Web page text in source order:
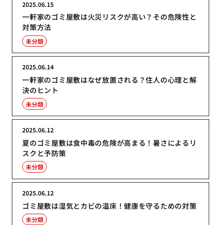
一軒家のゴミ屋敷は火災リスクが高い？その危険性と
対策方法
2025.06.15
未分類
一軒家のゴミ屋敷はなぜ放置される？住人の心理と解
決のヒント
2025.06.14
未分類
夏のゴミ屋敷は食中毒の危険が高まる！暑さによるリ
スクと予防策
2025.06.12
未分類
ゴミ屋敷は湿気とカビの温床！健康を守るための対策
2025.06.12
未分類